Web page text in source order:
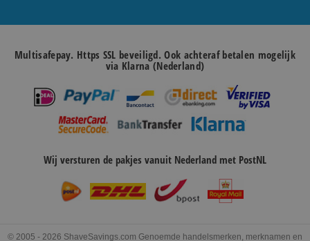
Multisafepay. Https SSL beveiligd. Ook achteraf betalen mogelijk
via Klarna (Nederland)
Wij versturen de pakjes vanuit Nederland met PostNL
© 2005 - 2026 ShaveSavings.com Genoemde handelsmerken, merknamen en